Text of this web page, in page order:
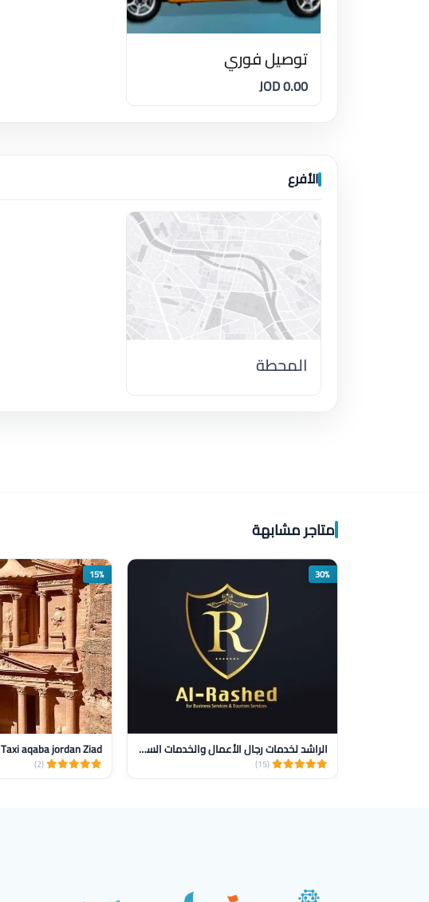
توصيل فوري
0.00 JOD
الأفرع
المحطة
متاجر مشابهة
30%
الراشد لخدمات رجال الأعمال والخدمات السياحيه
(15)
15%
Taxi aqaba jordan Ziad‏
(2)